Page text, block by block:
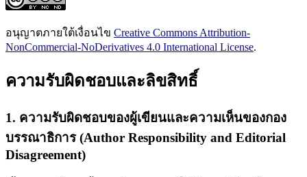
อนุญาตภายใต้เงื่อนไข Creative Commons Attribution-
NonCommercial-NoDerivatives 4.0 International License.
ความรับผิดชอบและลิขสิทธิ์
1. ความรับผิดชอบของผู้เขียนและความเห็นของกอง
บรรณาธิการ (Author Responsibility and Editorial
Disagreement)